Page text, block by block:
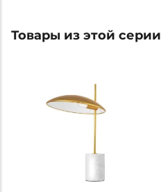
Товары из этой серии